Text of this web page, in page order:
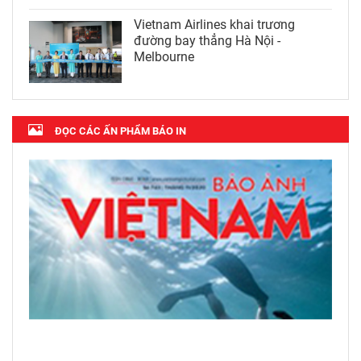
Vietnam Airlines khai trương
đường bay thẳng Hà Nội -
Melbourne
ĐỌC CÁC ẤN PHẨM BÁO IN